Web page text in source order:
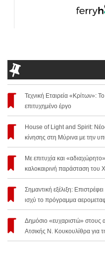
Τεχνική Εταιρεία «Κρίτων»:
επιτυχημένο έργο
House of Light and Spirit:
κίνησης στη Μύρινα με την
Με επιτυχία και
καλοκαιρινή παράσταση
Σημαντική εξέλιξη:
ισχύ το πρόγραμμα
Δημόσιο «ευχαριστώ» στους
Ατσικής Ν. Κουκουλίθρα για